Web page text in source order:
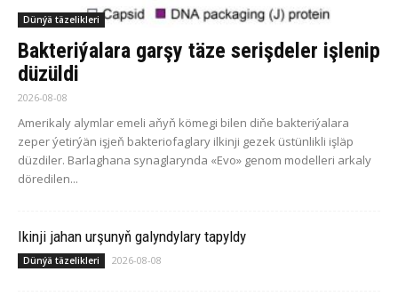
Dünýä täzelikleri
Bakteriýalara garşy täze serişdeler işlenip
düzüldi
2026-08-08
Amerikaly alymlar emeli aňyň kömegi bilen diňe bakteriýalara
zeper ýetirýän işjeň bakteriofaglary ilkinji gezek üstünlikli işläp
düzdiler. Barlaghana synaglarynda «Evo» genom modelleri arkaly
döredilen...
Ikinji jahan urşunyň galyndylary tapyldy
Dünýä täzelikleri 2026-08-08